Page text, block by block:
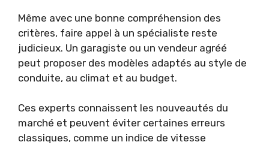
Même avec une bonne compréhension des
critères, faire appel à un spécialiste reste
judicieux. Un garagiste ou un vendeur agréé
peut proposer des modèles adaptés au style de
conduite, au climat et au budget.
Ces experts connaissent les nouveautés du
marché et peuvent éviter certaines erreurs
classiques, comme un indice de vitesse